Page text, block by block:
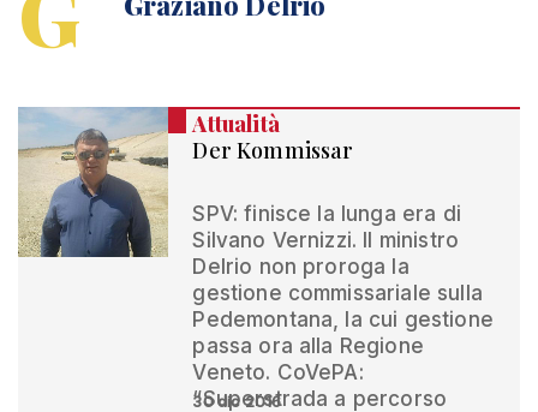
Attualità
Der Kommissar
SPV: finisce la lunga era di
Silvano Vernizzi. Il ministro
Delrio non proroga la
gestione commissariale sulla
Pedemontana, la cui gestione
passa ora alla Regione
Veneto. CoVePA:
“Superstrada a percorso
30 dic 2016